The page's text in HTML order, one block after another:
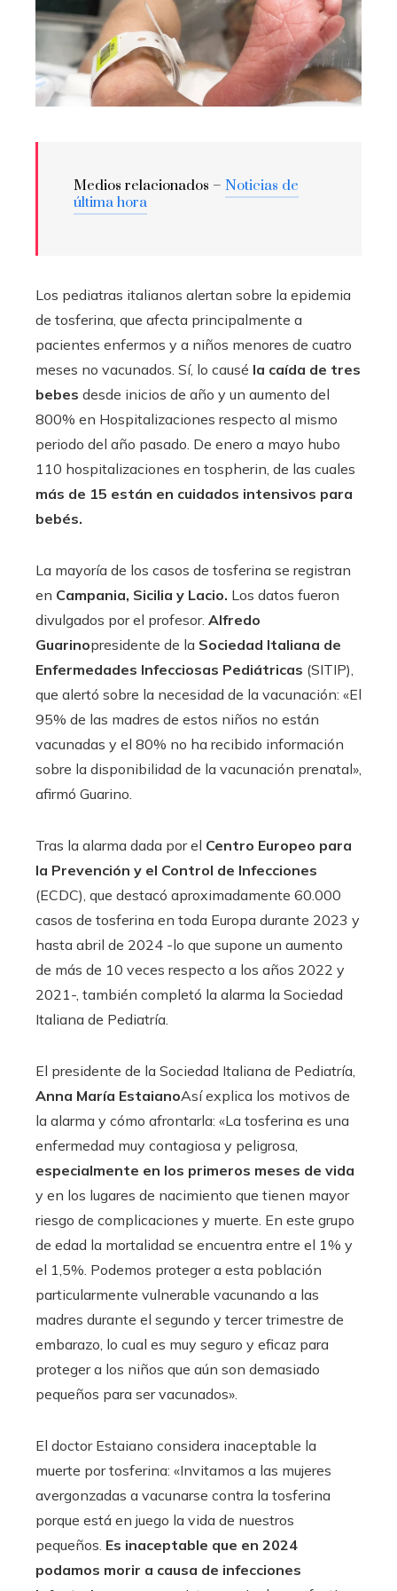
Medios relacionados – Noticias de
última hora
Los pediatras italianos alertan sobre la epidemia
de tosferina, que afecta principalmente a
pacientes enfermos y a niños menores de cuatro
meses no vacunados. Sí, lo causé la caída de tres
bebes desde inicios de año y un aumento del
800% en Hospitalizaciones respecto al mismo
periodo del año pasado. De enero a mayo hubo
110 hospitalizaciones en tospherin, de las cuales
más de 15 están en cuidados intensivos para
bebés.
La mayoría de los casos de tosferina se registran
en Campania, Sicilia y Lacio. Los datos fueron
divulgados por el profesor. Alfredo
Guarinopresidente de la Sociedad Italiana de
Enfermedades Infecciosas Pediátricas (SITIP),
que alertó sobre la necesidad de la vacunación: «El
95% de las madres de estos niños no están
vacunadas y el 80% no ha recibido información
sobre la disponibilidad de la vacunación prenatal»,
afirmó Guarino.
Tras la alarma dada por el Centro Europeo para
la Prevención y el Control de Infecciones
(ECDC), que destacó aproximadamente 60.000
casos de tosferina en toda Europa durante 2023 y
hasta abril de 2024 -lo que supone un aumento
de más de 10 veces respecto a los años 2022 y
2021-, también completó la alarma la Sociedad
Italiana de Pediatría.
El presidente de la Sociedad Italiana de Pediatría,
Anna María EstaianoAsí explica los motivos de
la alarma y cómo afrontarla: «La tosferina es una
enfermedad muy contagiosa y peligrosa,
especialmente en los primeros meses de vida
y en los lugares de nacimiento que tienen mayor
riesgo de complicaciones y muerte. En este grupo
de edad la mortalidad se encuentra entre el 1% y
el 1,5%. Podemos proteger a esta población
particularmente vulnerable vacunando a las
madres durante el segundo y tercer trimestre de
embarazo, lo cual es muy seguro y eficaz para
proteger a los niños que aún son demasiado
pequeños para ser vacunados».
El doctor Estaiano considera inaceptable la
muerte por tosferina: «Invitamos a las mujeres
avergonzadas a vacunarse contra la tosferina
porque está en juego la vida de nuestros
pequeños. Es inaceptable que en 2024
podamos morir a causa de infecciones